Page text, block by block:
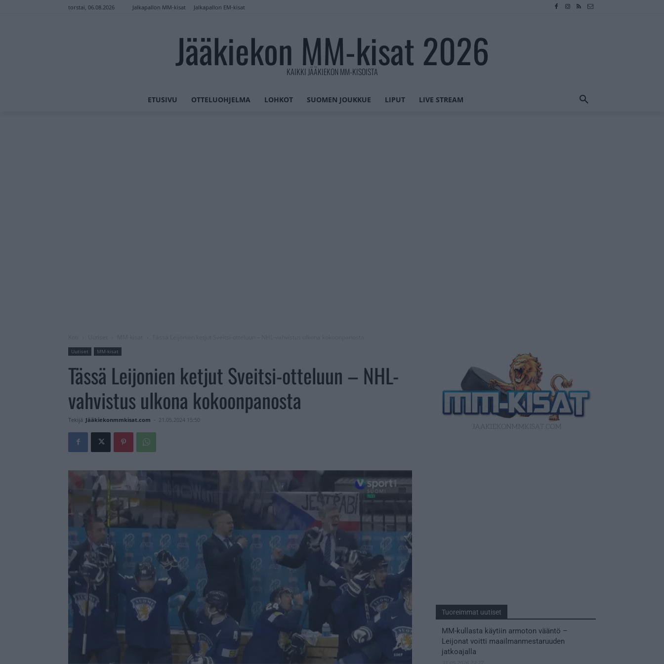
torstai, 06.08.2026 Jalkapallon MM-kisat Jalkapallon EM-kisat
Jääkiekon MM-kisat 2026
KAIKKI JÄÄKIEKON MM-KISOISTA
ETUSIVU OTTELUOHJELMA LOHKOT SUOMEN JOUKKUE LIPUT LIVE STREAM
Uutiset MM-kisat
Tässä Leijonien ketjut Sveitsi-otteluun – NHL-
vahvistus ulkona kokoonpanosta
Tekijä Jääkiekonmmkisat.com - 21.05.2024 15:50
Tuoreimmat uutiset
MM-kullasta käytiin armoton vääntö –
Leijonat voitti maailmanmestaruuden
jatkoajalla